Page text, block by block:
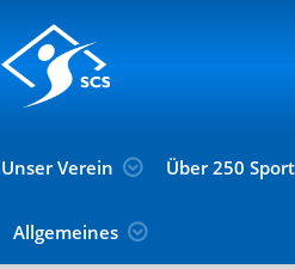
Unser Verein Über 250
Allgemeines
Du befindest dich hier: